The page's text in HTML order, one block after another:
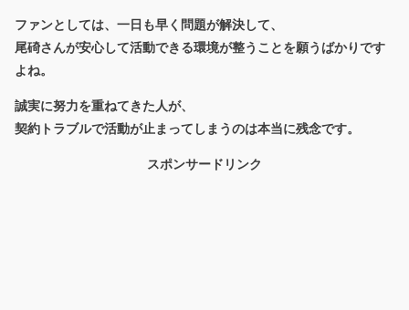
ファンとしては、一日も早く問題が解決して、
尾碕さんが安心して活動できる環境が整うことを願うばかりです
よね。
誠実に努力を重ねてきた人が、
契約トラブルで活動が止まってしまうのは本当に残念です。
スポンサードリンク